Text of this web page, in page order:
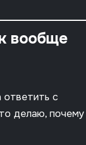
вообще
ответить с
делаю, почему